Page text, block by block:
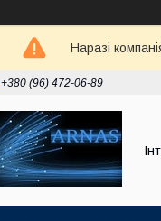
Наразі
+380 (96) 472-06-89